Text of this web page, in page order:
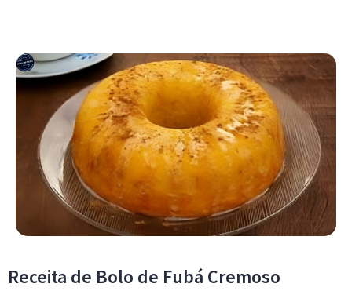
Receita de Bolo de Fubá Cremoso